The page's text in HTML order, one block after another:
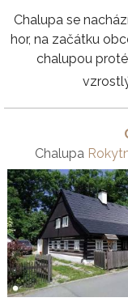
Chalupa se
hor, na začátku
chalupou
Chalupa